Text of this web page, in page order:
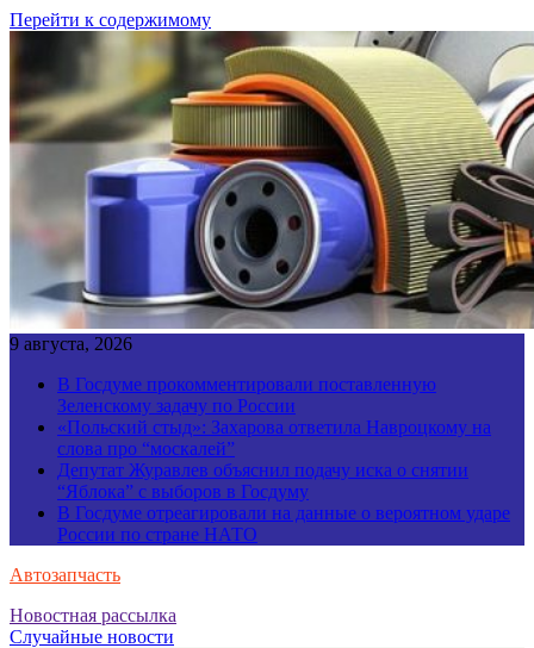
Перейти к содержимому
9 августа, 2026
В Госдуме прокомментировали поставленную
Зеленскому задачу по России
«Польский стыд»: Захарова ответила Навроцкому на
слова про “москалей”
Депутат Журавлев объяснил подачу иска о снятии
“Яблока” с выборов в Госдуму
В Госдуме отреагировали на данные о вероятном ударе
России по стране НАТО
Автозапчасть
Новостная рассылка
Случайные новости